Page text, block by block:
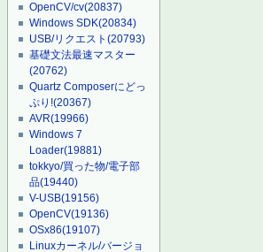
OpenCV/cv(20837)
Windows SDK(20834)
USB/リクエスト(20793)
基礎文法最速マスター
(20762)
Quartz Composerにどっ
ぷり!(20367)
AVR(19966)
Windows 7
Loader(19881)
tokkyo/買った物/電子部
品(19440)
V-USB(19156)
OpenCV(19136)
OSx86(19107)
Linuxカーネル/バージョ